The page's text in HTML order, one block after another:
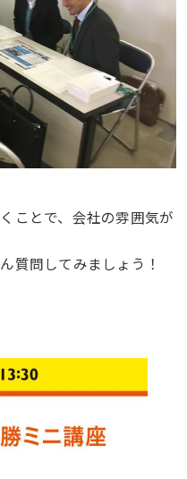
ことで、会社の雰囲気が
質問してみましょう！